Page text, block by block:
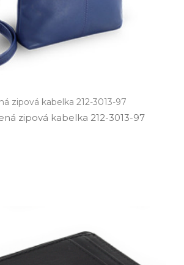
zipová kabelka 212-3013-97
zipová kabelka 212­-3013­-97